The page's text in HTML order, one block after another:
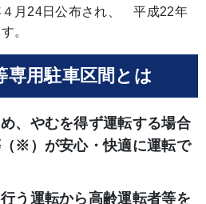
４月24日公布され、 平成22年
。
用駐車区間とは
、やむを得ず運転する場合
※）が安心・快適に運転で
う運転から高齢運転者等を